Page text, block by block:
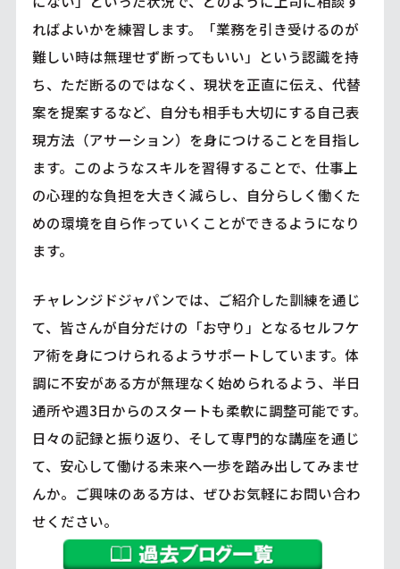
ればよいかを練習します。「業務を引き受けるのが
難しい時は無理せず断ってもいい」という認識を持
ち、ただ断るのではなく、現状を正直に伝え、代替
案を提案するなど、自分も相手も大切にする自己表
現方法（アサーション）を身につけることを目指し
ます。このようなスキルを習得することで、仕事上
の心理的な負担を大きく減らし、自分らしく働くた
めの環境を自ら作っていくことができるようになり
ます。
チャレンジドジャパンでは、ご紹介した訓練を通じ
て、皆さんが自分だけの「お守り」となるセルフケ
ア術を身につけられるようサポートしています。体
調に不安がある方が無理なく始められるよう、半日
通所や週3日からのスタートも柔軟に調整可能です。
日々の記録と振り返り、そして専門的な講座を通じ
て、安心して働ける未来へ一歩を踏み出してみませ
んか。ご興味のある方は、ぜひお気軽にお問い合わ
せください。